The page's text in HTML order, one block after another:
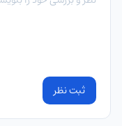
ثبت نظر